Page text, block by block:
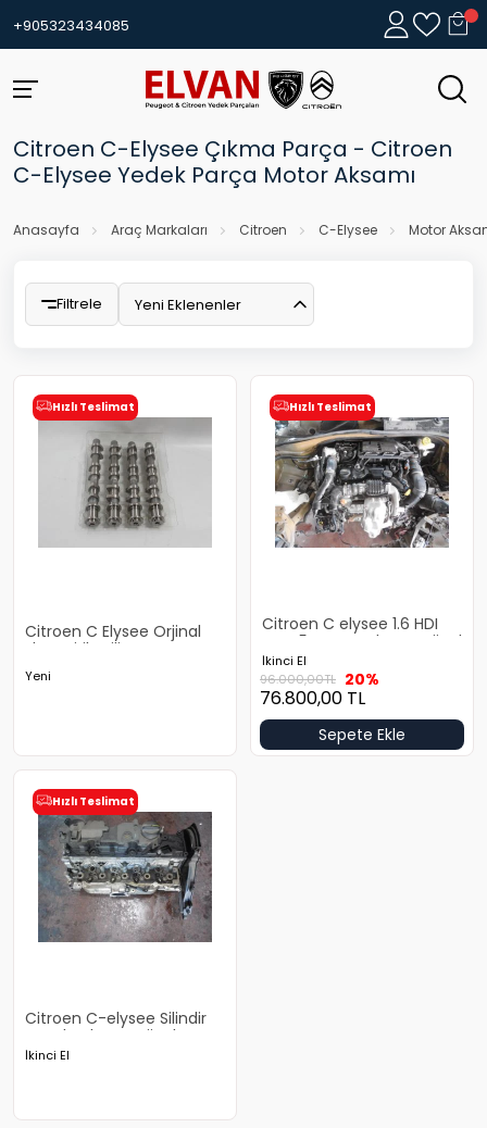
+905323434085
Citroen C-Elysee Çıkma Parça - Citroen
C-Elysee Yedek Parça Motor Aksamı
Anasayfa Araç Markaları Citroen C-Elysee Motor
Filtrele Yeni Eklenenler
Hızlı Teslimat
Citroen C Elysee Orjinal
Eksantirik Mili
Yeni
Hızlı Teslimat
Citroen C elysee 1.6 HDI
Euro 5 Motor Çıkma Orjinal
İkinci El
96.000,00TL 20%
76.800,00 TL
Sepete Ekle
Hızlı Teslimat
Citroen C-elysee Silindir
Kapak Çıkma Orjinal
İkinci El